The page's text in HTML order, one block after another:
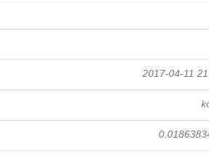
2017-04-11